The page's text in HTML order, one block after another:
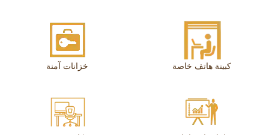
خزانات آمنة كبينة هاتف خاصة